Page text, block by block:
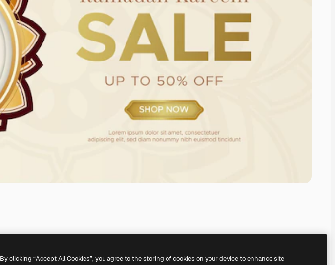
By clicking “Accept All Cookies”, you agree to the storing of cookies on your device to enhance site